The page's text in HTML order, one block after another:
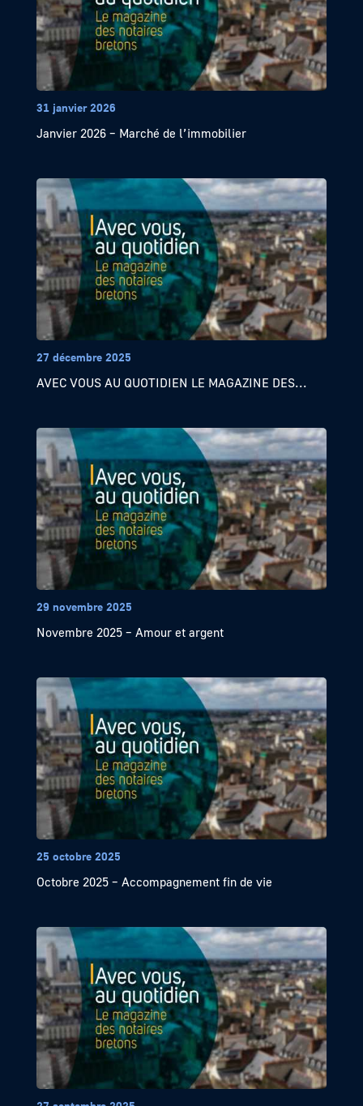
31 janvier 2026
Janvier 2026 – Marché de l’immobilier
27 décembre 2025
AVEC VOUS AU QUOTIDIEN LE MAGAZINE DES...
29 novembre 2025
Novembre 2025 – Amour et argent
25 octobre 2025
Octobre 2025 – Accompagnement fin de vie